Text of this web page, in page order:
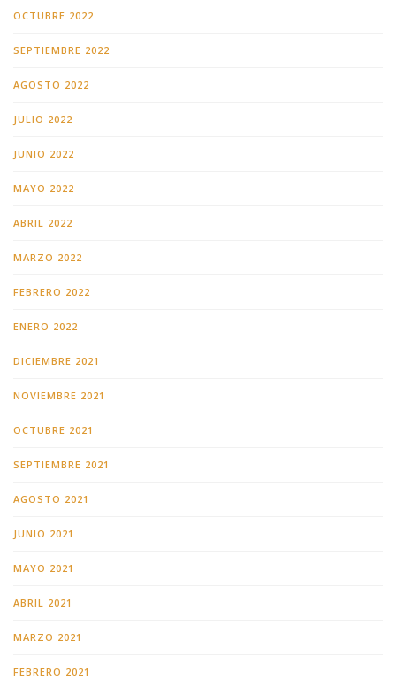
OCTUBRE 2022
SEPTIEMBRE 2022
AGOSTO 2022
JULIO 2022
JUNIO 2022
MAYO 2022
ABRIL 2022
MARZO 2022
FEBRERO 2022
ENERO 2022
DICIEMBRE 2021
NOVIEMBRE 2021
OCTUBRE 2021
SEPTIEMBRE 2021
AGOSTO 2021
JUNIO 2021
MAYO 2021
ABRIL 2021
MARZO 2021
FEBRERO 2021